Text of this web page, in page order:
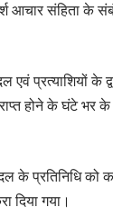
संहिता के
प्रत्याशियों के
होने के घंटे भर के
के प्रतिनिधि को
दिया गया।